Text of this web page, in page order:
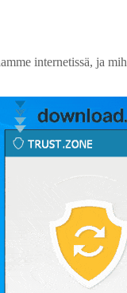
internetissä, ja